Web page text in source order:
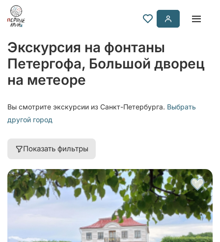
Экскурсия на фонтаны
Петергофа, Большой дворец
на метеоре
Вы смотрите экскурсии из Санкт-Петербурга. Выбрать
другой город
Показать фильтры